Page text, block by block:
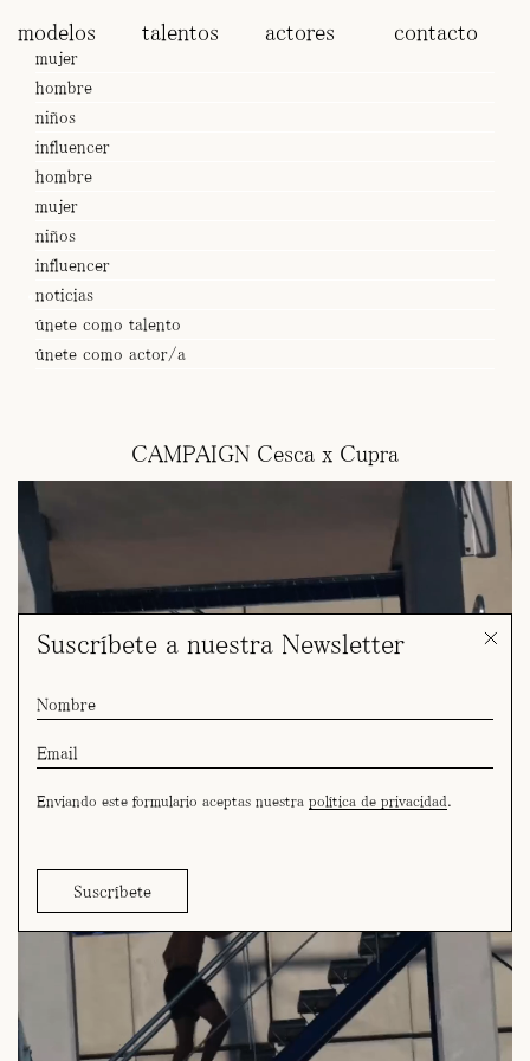
modelos talentos actores contacto
mujer
hombre
niños
influencer
hombre
mujer
niños
influencer
noticias
únete como talento
únete como actor/a
CAMPAIGN Cesca x Cupra
Suscríbete a nuestra Newsletter
Enviando este formulario aceptas nuestra política de privacidad